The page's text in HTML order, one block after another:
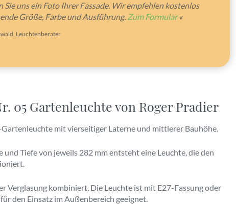
Sie uns ein Foto Ihrer Fassade. Wir empfehlen kostenlos
Größe, Farbe und Ausführung. Zum Formular«
Leuchtenberater
05 Gartenleuchte von Roger Pradier
mit vierseitiger Laterne und mittlerer Bauhöhe.
Tiefe von jeweils 282 mm entsteht eine Leuchte, die den
Verglasung kombiniert. Die Leuchte ist mit E27-Fassung oder
den Einsatz im Außenbereich geeignet.